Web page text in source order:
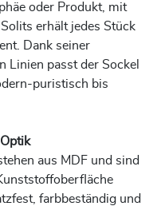
oder Produkt, mit
erhält jedes Stück
Dank seiner
Linien passt der Sockel
puristisch bis
aus MDF und sind
farbbeständig und